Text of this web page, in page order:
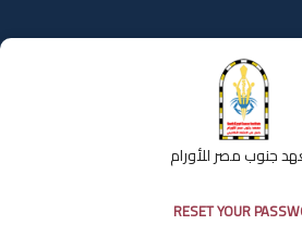
جنوب مصر للأورام
RESET YOUR